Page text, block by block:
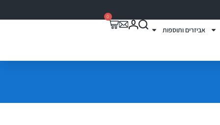
אביזרים ותוספות
0